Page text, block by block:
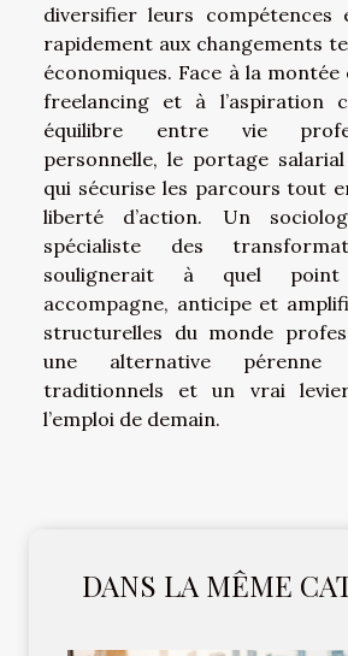
diversifier leurs compétences
rapidement aux changements
économiques. Face à la montée
freelancing et à l’aspiration
équilibre entre vie
personnelle, le portage
qui sécurise les parcours tout
liberté d’action. Un
spécialiste des
soulignerait à quel
accompagne, anticipe et
structurelles du monde
une alternative pérenne
traditionnels et un vrai
l’emploi de demain.
DANS LA MÊME